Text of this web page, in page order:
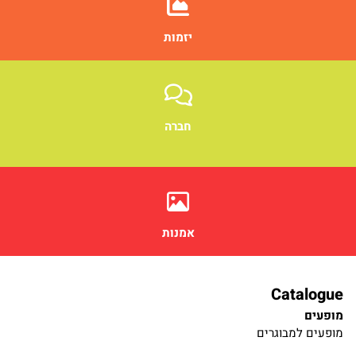
יזמות
חברה
אמנות
Catalogue
מופעים
מופעים למבוגרים